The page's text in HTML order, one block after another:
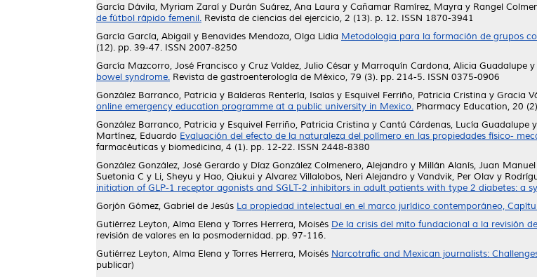
García Dávila, Myriam Zaraí y Durán Suárez, Ana Laura y Cañamar Ramírez, Mayra y Rangel
de fútbol rápido femenil. Revista de ciencias del ejercicio, 2 (13). p. 12. ISSN 1870-3941
García García, Abigail y Benavides Mendoza, Olga Lidia Metodologia para la formación de grupos
(12). pp. 39-47. ISSN 2007-8250
García Mazcorro, José Francisco y Cruz Valdez, Julio César y Marroquín Cardona, Alicia Guadalupe y
bowel syndrome. Revista de gastroenterología de México, 79 (3). pp. 214-5. ISSN 0375-0906
González Barranco, Patricia y Balderas Rentería, Isaías y Esquivel Ferriño, Patricia Cristina y Gracia
online emergency education programme at a public university in Mexico. Pharmacy Education, 20
González Barranco, Patricia y Esquivel Ferriño, Patricia Cristina y Cantú Cárdenas, Lucía Guadalupe y
Martínez, Eduardo Evaluación del efecto de la naturaleza del polímero en las propiedades físico-
farmacéuticas y biomedicina, 4 (1). pp. 12-22. ISSN 2448-8380
González González, José Gerardo y Díaz González Colmenero, Alejandro y Millán Alanís, Juan Manuel
Suetonia C y Li, Sheyu y Hao, Qiukui y Alvarez Villalobos, Neri Alejandro y Vandvik, Per Olav y
initiation of GLP-1 receptor agonists and SGLT-2 inhibitors in adult patients with type 2 diabetes: a
Gorjón Gómez, Gabriel de Jesús La propiedad intelectual en el marco jurídico contemporáneo,
Gutiérrez Leyton, Alma Elena y Torres Herrera, Moisés De la crisis del mito fundacional a la revisión
revisión de valores en la posmodernidad. pp. 97-116.
Gutiérrez Leyton, Alma Elena y Torres Herrera, Moisés Narcotrafic and Mexican journalists:
publicar)